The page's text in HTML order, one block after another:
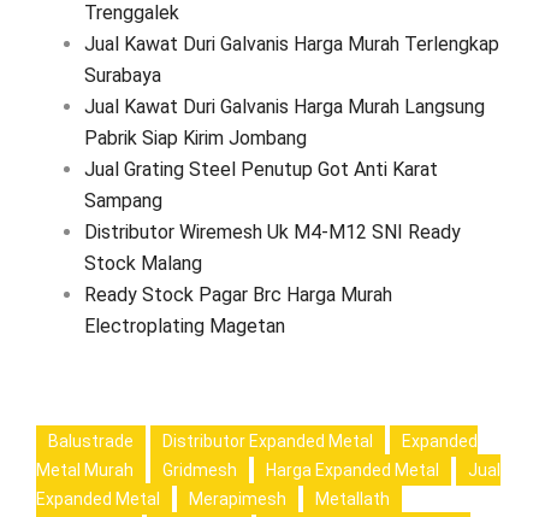
Trenggalek
Jual Kawat Duri Galvanis Harga Murah Terlengkap
Surabaya
Jual Kawat Duri Galvanis Harga Murah Langsung
Pabrik Siap Kirim Jombang
Jual Grating Steel Penutup Got Anti Karat
Sampang
Distributor Wiremesh Uk M4-M12 SNI Ready
Stock Malang
Ready Stock Pagar Brc Harga Murah
Electroplating Magetan
Balustrade Distributor Expanded Metal
Expanded
Metal Murah
Gridmesh Harga Expanded Metal
Jual
Expanded Metal
Merapimesh
Metallath